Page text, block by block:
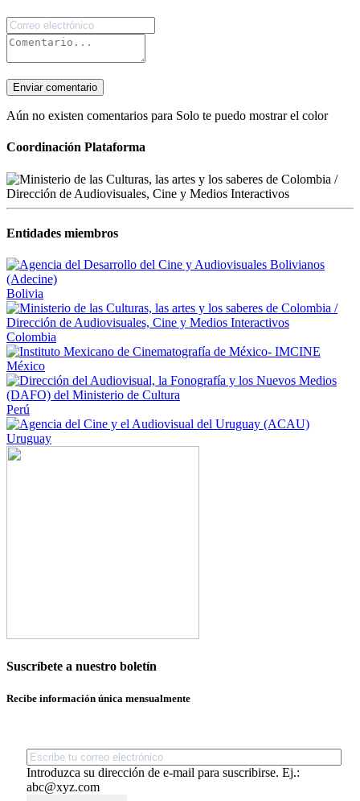
Enviar comentario
Aún no existen comentarios para Solo te puedo mostrar el color
Coordinación Plataforma
Entidades miembros
Bolivia
Colombia
México
Perú
Uruguay
Suscríbete a nuestro boletín
Recibe información única mensualmente
Introduzca su dirección de e-mail para suscribirse. Ej.:
abc@xyz.com